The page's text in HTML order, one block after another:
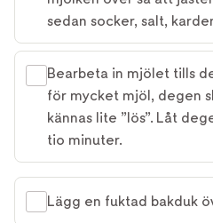
sedan socker, salt,
Bearbeta in mjölet tills
för mycket mjöl, degen
kännas lite ”lös”. Låt
tio minuter.
Lägg en fuktad bakduk